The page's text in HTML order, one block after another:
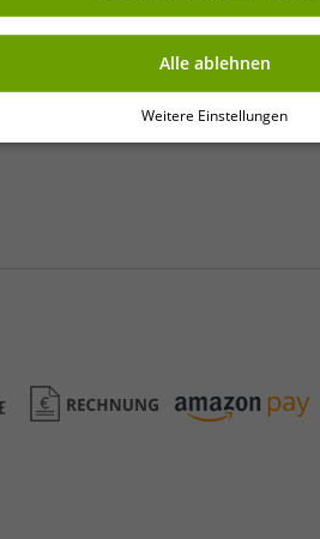
Alle ablehnen
Weitere Einstellungen